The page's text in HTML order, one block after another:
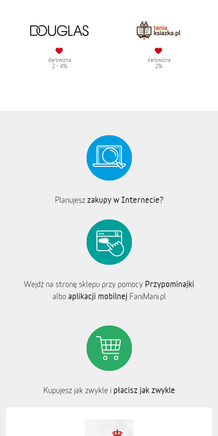
darowizna
2 - 4%
darowizna
2%
Planujesz zakupy w Internecie?
Wejdź na stronę sklepu przy pomocy Przypominajki
albo aplikacji mobilnej FaniMani.pl
Kupujesz jak zwykle i płacisz jak zwykle